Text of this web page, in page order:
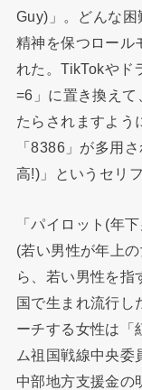
Guy)」。どんな
精神を保つロール
れた。TikTokやド
=6」に置き換えて
たらされますよう
「8386」が多用
高!)」というセリ
「パイロット(年
(若い男性が年上
ら、若い男性を
国で生まれ流行し
ーチする女性は「
ム祖国戦線中央
中部地方支援金の